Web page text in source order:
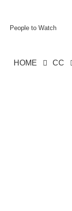
People to Watch
HOME CC